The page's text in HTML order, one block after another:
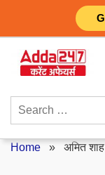
content
Search
Home » अमित